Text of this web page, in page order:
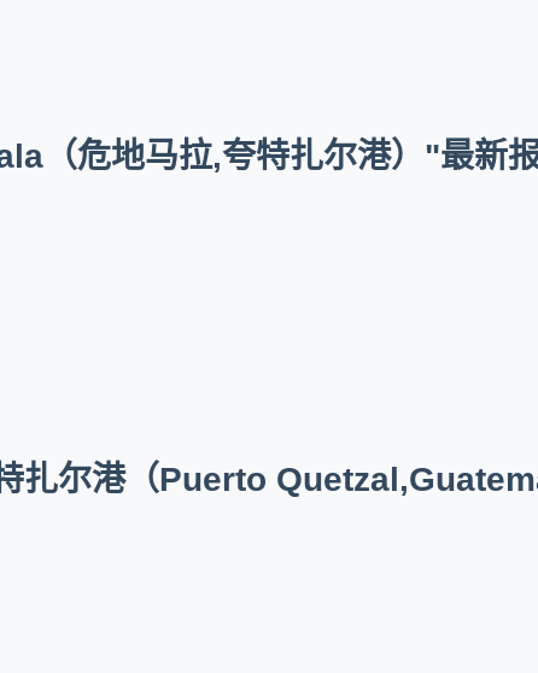
（危地马拉,夸特扎尔港）"最新
扎尔港（Puerto